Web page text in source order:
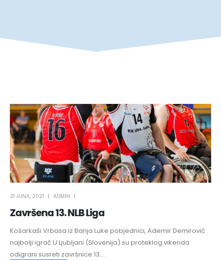
Završena 13. NLB Liga
21 JUNA, 2021 ADMIN
Košarkaši Vrbasa iz Banja Luke pobjednici, Ademir Demirović
najbolji igrač U Ljubljani (Slovenija) su proteklog vikenda
odigrani susreti završnice 13....